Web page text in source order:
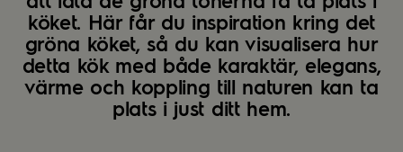
köket. Här får du inspiration kring det
gröna köket, så du kan visualisera hur
detta kök med både karaktär, elegans,
värme och koppling till naturen kan ta
plats i just ditt hem.